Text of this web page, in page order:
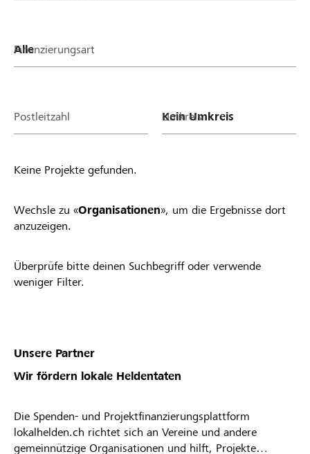
Finanzierungsart
Postleitzahl Umkreis
Keine Projekte gefunden.
Wechsle zu «Organisationen», um die Ergebnisse dort
anzuzeigen.
Überprüfe bitte deinen Suchbegriff oder verwende
weniger Filter.
Unsere Partner
Wir fördern lokale Heldentaten
Die Spenden- und Projektfinanzierungsplattform
lokalhelden.ch richtet sich an Vereine und andere
gemeinnützige Organisationen und hilft, Projekte